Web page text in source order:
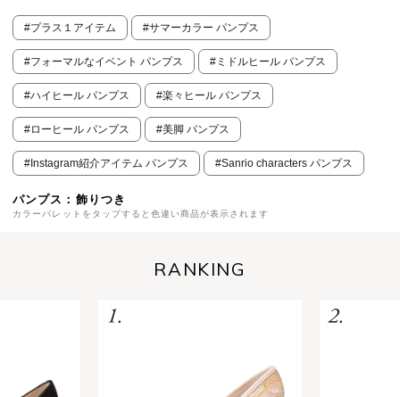
#プラス１アイテム #サマーカラー パンプス
#フォーマルなイベント パンプス #ミドルヒール パンプス
#ハイヒール パンプス #楽々ヒール パンプス
#ローヒール パンプス #美脚 パンプス
#Instagram紹介アイテム パンプス #Sanrio characters パンプス
パンプス：飾りつき
カラーパレットをタップすると色違い商品が表示されます
RANKING